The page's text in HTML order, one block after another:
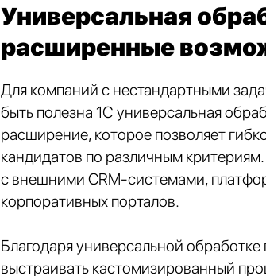
Универсальная
расширенные
Для компаний с нестандартными
быть полезна 1С универсальная
расширение, которое позволяет
кандидатов по различным
с внешними CRM-системами,
корпоративных порталов.
Благодаря универсальной
выстраивать кастомизированный